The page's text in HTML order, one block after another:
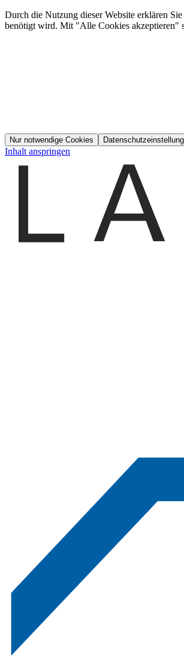
Durch die Nutzung dieser Website erklären
benötigt wird. Mit "Alle Cookies akzeptieren"
Nur notwendige Cookies
Inhalt anspringen